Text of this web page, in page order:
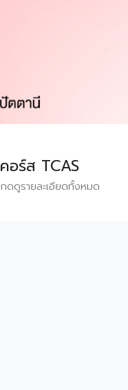
คอร์ส TCAS
กดดูรายละเอียดทั้งหมด